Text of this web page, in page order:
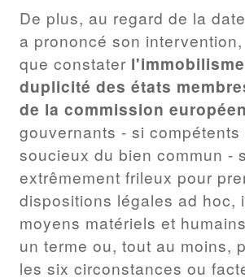
De plus, au regard de la
a prononcé son
que constater
duplicité des états
de la commission
gouvernants - si compétents
soucieux du bien commun -
extrêmement frileux pour
dispositions légales ad hoc,
moyens matériels et
un terme ou, tout au moins,
les six circonstances ou